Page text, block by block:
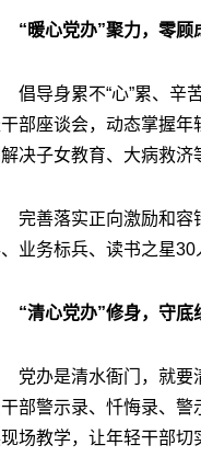
“暖心党办”聚力，零顾
倡导身累不“心”累、辛
部座谈会，动态掌握年
决子女教育、大病救济
完善落实正向激励和容
业务标兵、读书之星30
“清心党办”修身，守底
党办是清水衙门，就要
部警示录、忏悔录、
场教学，让年轻干部切